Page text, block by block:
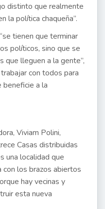
distinto que realmente
la política chaqueña”.
tienen que terminar
políticos, sino que se
que lleguen a la gente”,
con todos para
beneficie a la
Viviam Polini,
Casas distribuidas
una localidad que
con los brazos abiertos
hay vecinas y
esta nueva